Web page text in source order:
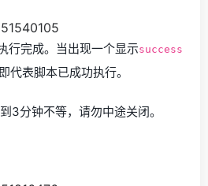
行完成。当出现一个显示success
代表脚本已成功执行。
3分钟不等，请勿中途关闭。